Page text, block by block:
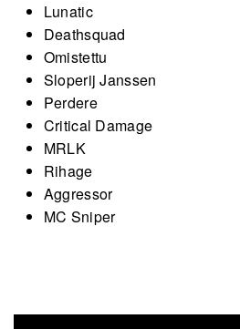
Lunatic
Deathsquad
Omistettu
Sloperij Janssen
Perdere
Critical Damage
MRLK
Rihage
Aggressor
MC Sniper